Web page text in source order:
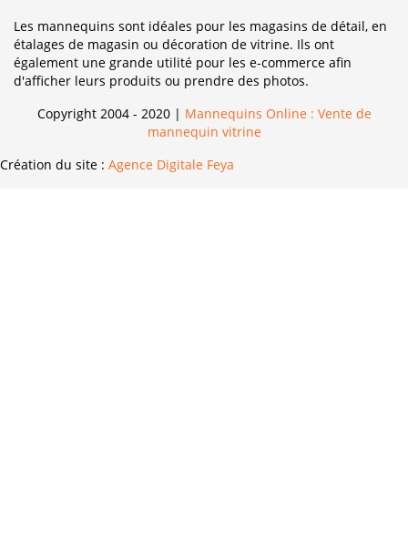
Les mannequins sont idéales pour les magasins de détail, en
étalages de magasin ou décoration de vitrine. Ils ont
également une grande utilité pour les e-commerce afin
d'afficher leurs produits ou prendre des photos.
Copyright 2004 - 2020 | Mannequins Online : Vente de
mannequin vitrine
Création du site : Agence Digitale Feya